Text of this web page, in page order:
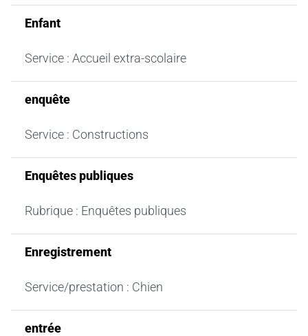
Enfant
Service : Accueil extra-scolaire
enquête
Service : Constructions
Enquêtes publiques
Rubrique : Enquêtes publiques
Enregistrement
Service/prestation : Chien
entrée